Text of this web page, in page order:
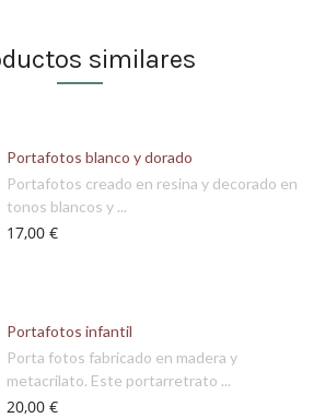
similares
Portafotos blanco y dorado
Portafotos creado en resina y decorado en
tonos blancos y ...
17,00 €
Portafotos infantil
Porta fotos fabricado en madera y
metacrilato. Este portarretrato ...
20,00 €